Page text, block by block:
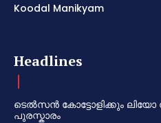
Koodal Manikyam
Headlines
ടെൽസൻ കോട്ടോളിക്കും
പുരസ്കാരം